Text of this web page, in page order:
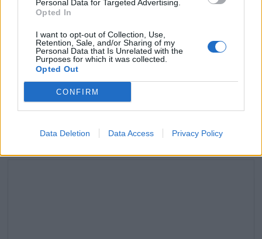
Personal Data for Targeted Advertising.
Opted In
I want to opt-out of Collection, Use,
Retention, Sale, and/or Sharing of my
Personal Data that Is Unrelated with the
Purposes for which it was collected.
Opted Out
CONFIRM
Data Deletion Data Access Privacy Policy
Laisser un commentaire